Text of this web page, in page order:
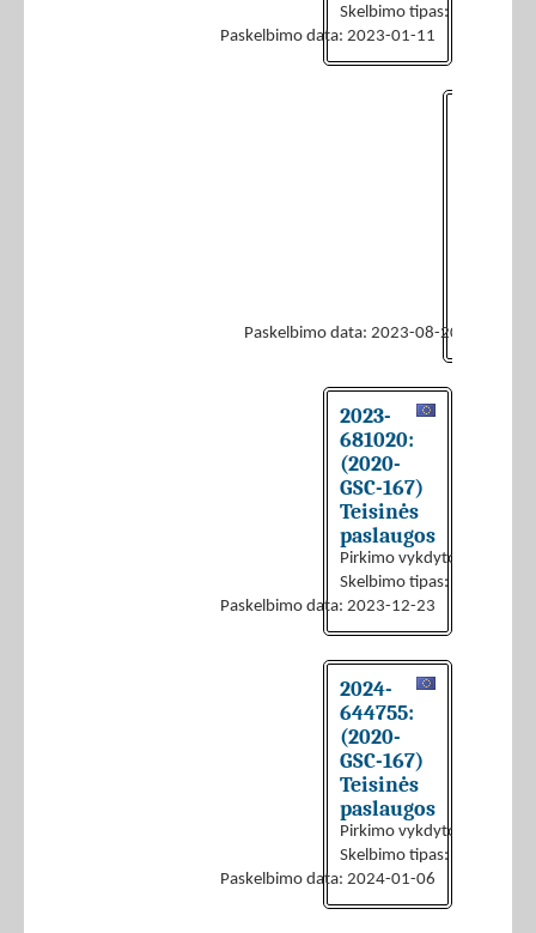
Skelbimo tipas:
Paskelbimo data: 2023-01-11
Paskelbimo data: 2023-08-20
2023-
681020:
(2020-
GSC-167)
Teisinės
paslaugos
Pirkimo vykdytojas:
Skelbimo tipas:
Paskelbimo data: 2023-12-23
2024-
644755:
(2020-
GSC-167)
Teisinės
paslaugos
Pirkimo vykdytojas:
Skelbimo tipas:
Paskelbimo data: 2024-01-06